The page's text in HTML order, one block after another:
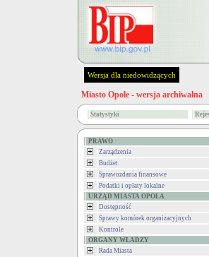
Wersja dla niedowidzących
Miasto Opole - wersja archiwalna
Statystyki
PRAWO
Zarządzenia
Budżet
Sprawozdania finansowe
Podatki i opłaty lokalne
URZĄD MIASTA OPOLA
Dostępność
Sprawy komórek organizacyjnych
Kontrole
ORGANY WŁADZY
Rada Miasta